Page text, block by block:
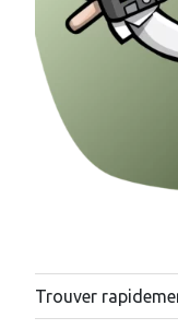
Trouver